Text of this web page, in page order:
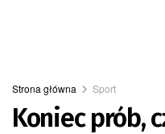
Strona główna Sport
Koniec prób,